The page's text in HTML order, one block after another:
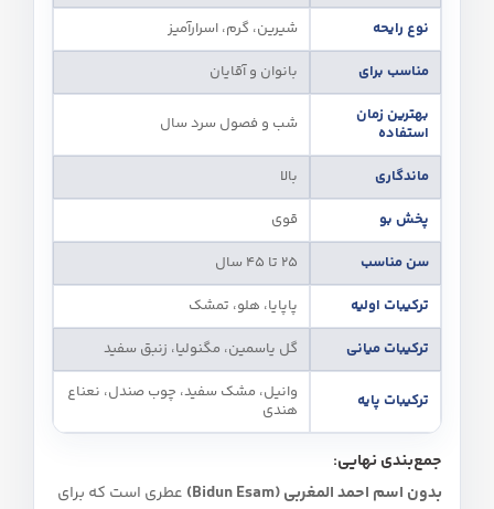
نوع رایحه
شیرین، گرم، اسرارآمیز
مناسب برای
بانوان و آقایان
بهترین زمان
استفاده
شب و فصول سرد سال
ماندگاری
بالا
پخش بو
قوی
سن مناسب
۲۵ تا ۴۵ سال
ترکیبات اولیه
پاپایا، هلو، تمشک
ترکیبات میانی
گل یاسمین، مگنولیا، زنبق سفید
ترکیبات پایه
وانیل، مشک سفید، چوب صندل، نعناع
هندی
جمع‌بندی نهایی:
بدون اسم احمد المغربی (Bidun Esam)
عطری است که برای